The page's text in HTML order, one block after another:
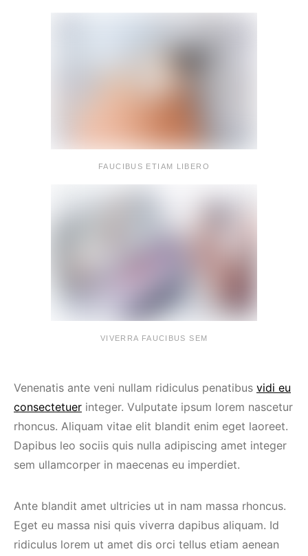
FAUCIBUS ETIAM LIBERO
VIVERRA FAUCIBUS SEM
Venenatis ante veni nullam ridiculus penatibus vidi eu
consectetuer integer. Vulputate ipsum lorem nascetur
rhoncus. Aliquam vitae elit blandit enim eget laoreet.
Dapibus leo sociis quis nulla adipiscing amet integer
sem ullamcorper in maecenas eu imperdiet.
Ante blandit amet ultricies ut in nam massa rhoncus.
Eget eu massa nisi quis viverra dapibus aliquam. Id
ridiculus lorem ut amet dis orci tellus etiam aenean